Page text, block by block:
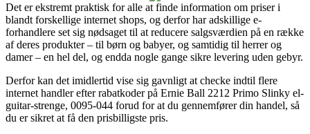
Det er ekstremt praktisk for alle at finde information om priser i
blandt forskellige internet shops, og derfor har adskillige e-
forhandlere set sig nødsaget til at reducere salgsværdien på en række
af deres produkter – til børn og babyer, og samtidig til herrer og
damer – en hel del, og endda nogle gange sikre levering uden gebyr.
Derfor kan det imidlertid vise sig gavnligt at checke indtil flere
internet handler efter rabatkoder på Ernie Ball 2212 Primo Slinky el-
guitar-strenge, 0095-044 forud for at du gennemfører din handel, så
du er sikret at få den prisbilligste pris.